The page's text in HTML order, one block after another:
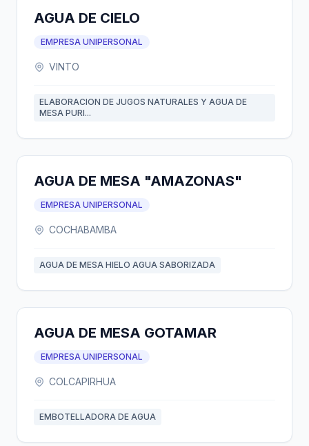
AGUA DE CIELO
EMPRESA UNIPERSONAL
VINTO
ELABORACION DE JUGOS NATURALES Y AGUA DE
MESA PURI...
AGUA DE MESA "AMAZONAS"
EMPRESA UNIPERSONAL
COCHABAMBA
AGUA DE MESA HIELO AGUA SABORIZADA
AGUA DE MESA GOTAMAR
EMPRESA UNIPERSONAL
COLCAPIRHUA
EMBOTELLADORA DE AGUA